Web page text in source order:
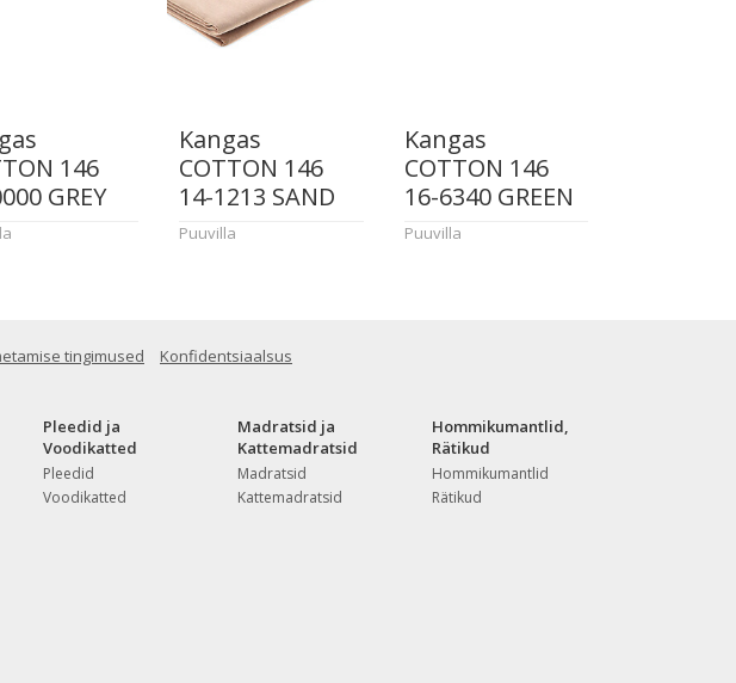
146
GREY
Kangas
COTTON 146
14-1213 SAND
Puuvilla
Kangas
COTTON 146
16-6340 GREEN
Puuvilla
tingimused Konfidentsiaalsus
Pleedid ja
Voodikatted
Pleedid
Voodikatted
Madratsid ja
Kattemadratsid
Madratsid
Kattemadratsid
Hommikumantlid,
Rätikud
Hommikumantlid
Rätikud